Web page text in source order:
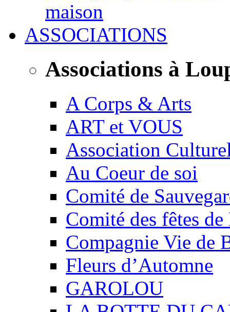
maison
ASSOCIATIONS
Associations à
A Corps & Arts
ART et VOUS
Association
Au Coeur de soi
Comité de
Comité des fêtes
Compagnie Vie de
Fleurs d’Automne
GAROLOU